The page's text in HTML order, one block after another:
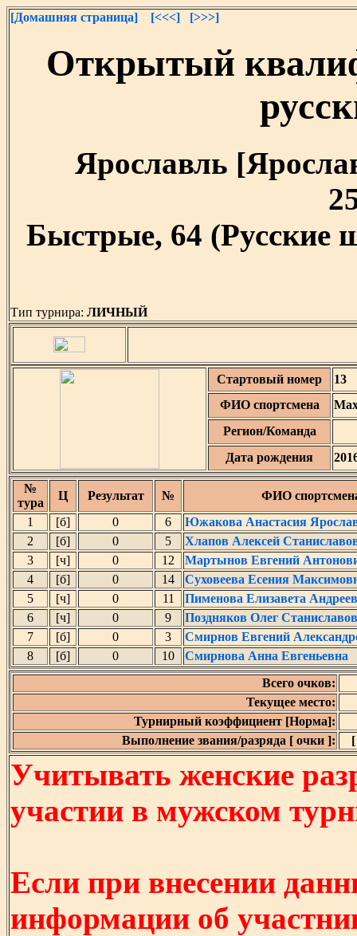
[Домашняя страница] [<<<] [>>>]
Открытый
Ярославль
Быстрые, 64 (Русские
Тип турнира: ЛИЧНЫЙ
Стартовый номер
13
ФИО спортсмена
Регион/Команда
Дата рождения
№
тура
Ц Результат №
ФИО
1
[б] 0 6
Южакова Анастасия
2
[б] 0 5
Хлапов Алексей
3
[ч] 0 12
Мартынов Евгений
4
[б] 0 14
Суховеева Есения
5
[ч] 0 11
Пименова Елизавета
6
[ч] 0 9
Поздняков Олег
7
[б] 0 3
Смирнов Евгений
8
[б] 0 10
Смирнова Анна Евгеньевна
Всего очков:
Текущее место:
Турнирный коэффициент [Норма]:
Выполнение звания/разряда [ очки ]:
Учитывать женские
участии в мужском
Если при внесении
информации об